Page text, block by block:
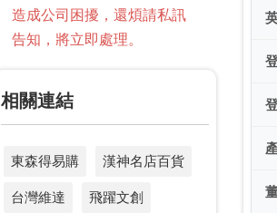
造成公司困擾，還煩請私訊
告知，將立即處理。
相關連結
東森得易購 漢神名店百貨
台灣維達 飛躍文創